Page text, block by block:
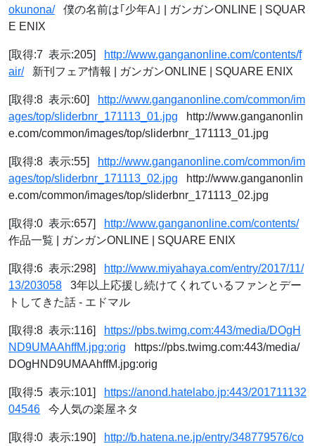
okunona/僕の名前は｢少年A｣ | ガンガンONLINE | SQUAR
E ENIX
[取得:7 表示:205]
http://www.ganganonline.com/contents/f
air/新刊フェア情報 | ガンガンONLINE | SQUARE ENIX
[取得:8 表示:60]
http://www.ganganonline.com/common/im
ages/top/sliderbnr_171113_01.jpg http://www.ganganonlin
e.com/common/images/top/sliderbnr_171113_01.jpg
[取得:8 表示:55]
http://www.ganganonline.com/common/im
ages/top/sliderbnr_171113_02.jpg http://www.ganganonlin
e.com/common/images/top/sliderbnr_171113_02.jpg
[取得:0 表示:657]
http://www.ganganonline.com/contents/
作品一覧 | ガンガンONLINE | SQUARE ENIX
[取得:6 表示:298]
http://www.miyahaya.com/entry/2017/11/
13/203058 3年以上応援し続けてくれているファンとデー
トしてきた話 - エドマル
[取得:8 表示:116]
https://pbs.twimg.com:443/media/DOgH
ND9UMAAhffM.jpg:orig https://pbs.twimg.com:443/media/
DOgHND9UMAAhffM.jpg:orig
[取得:5 表示:101]
https://anond.hatelabo.jp:443/201711132
04546 今人気の楽屋ネタ
[取得:0 表示:190]
http://b.hatena.ne.jp/entry/348779576/co